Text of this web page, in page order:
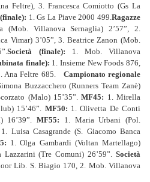
Feltre), 3. Francesca Comiotto (Gs La
1. Gs La Piave 2000 499.Ragazze
(Mob. Villanova Sernaglia) 2’57”, 2.
Vimar) 3’05”, 3. Beatrice Zanon (Mob.
Società (finale): 1. Mob. Villanova
finale): 1. Insieme New Foods 876,
Ana Feltre 685. Campionato regionale
Buzzacchero (Runners Team Zanè)
(Malo) 15’35”.MF45: 1. Mirella
15’46”. MF50: 1. Olivetta De Conti
16’39”. MF55: 1. Maria Urbani (Pol.
1. Luisa Casagrande (S. Giacomo Banca
1. Olga Gambardi (Voltan Martellago)
Lazzarini (Tre Comuni) 26’59”. Società
Lib. S. Biagio 170, 2. Mob. Villanova